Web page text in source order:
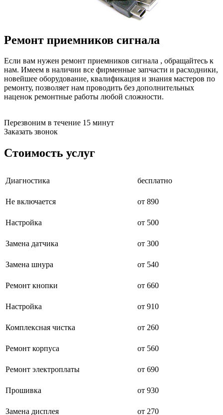
беспроводных систем мониторинга
беспроводных систем презентаций
бетономешалок
безменов
биноклей
блендеров
блинниц
блоков автоматики насосов
блоков диспетчеризации
блоков охлаждения
блоков подключения
блоков управления
бормашин
будильников
буклетмейкеров
чаеварок
часов настенных
чебуречниц
чиллеров
датчиков качества воздуха
дегидраторов
депиляторов
держателей с беспроводной зарядкой
Ремонт приемников сигнала
Если вам нужен ремонт приемников сигнала , обращайтесь к
нам. Имеем в наличии все фирменные запчасти и расходники,
новейшее оборудование, квалификация и знания мастеров по
ремонту, позволяет нам проводить без дополнительных
наценок ремонтные работы любой сложности.
Перезвоним в течение 15 минут
Заказать звонок
Стоимость услуг
Диагностика бесплатно
Не включается от 890
Настройка от 500
Замена датчика от 300
Замена шнура от 540
Ремонт кнопки от 660
Настройка от 910
Комплексная чистка от 260
Ремонт корпуса от 560
Ремонт электроплаты от 690
Прошивка от 930
Замена дисплея от 270